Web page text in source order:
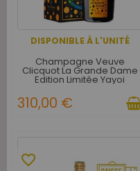
DISPONIBLE À L'UNITÉ
Champagne Veuve
Clicquot La Grande Dame
Edition Limitée Yayoi
310,00 €
favorite_border